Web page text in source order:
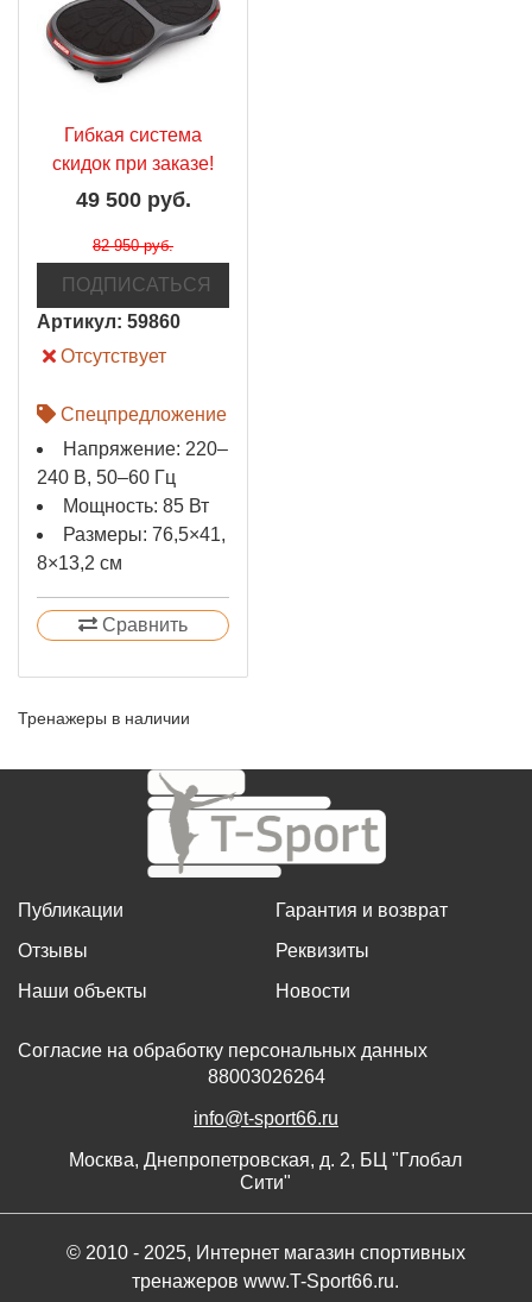
Гибкая система
скидок при заказе!
49 500 руб.
82 950 руб.
ПОДПИСАТЬСЯ
Артикул: 59860
Отсутствует
Спецпредложение
Напряжение: 220–
240 В, 50–60 Гц
Мощность: 85 Вт
Размеры: 76,5×41,
8×13,2 см
Сравнить
Тренажеры в наличии
Публикации
Отзывы
Наши объекты
Гарантия и возврат
Реквизиты
Новости
Согласие на обработку персональных данных
88003026264
info@t-sport66.ru
Москва, Днепропетровская, д. 2, БЦ "Глобал
Сити"
© 2010 - 2025, Интернет магазин спортивных
тренажеров www.T-Sport66.ru.